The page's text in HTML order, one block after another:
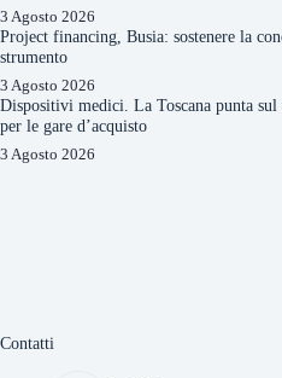
3 Agosto 2026
Project financing, Busia: sostenere la
strumento
3 Agosto 2026
Dispositivi medici. La Toscana punta sul
per le gare d’acquisto
3 Agosto 2026
Contatti